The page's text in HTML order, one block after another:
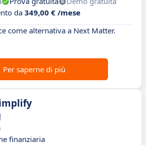
da 349,00 € /mese
come alternativa a Next Matter.
Per saperne di più
finanziaria